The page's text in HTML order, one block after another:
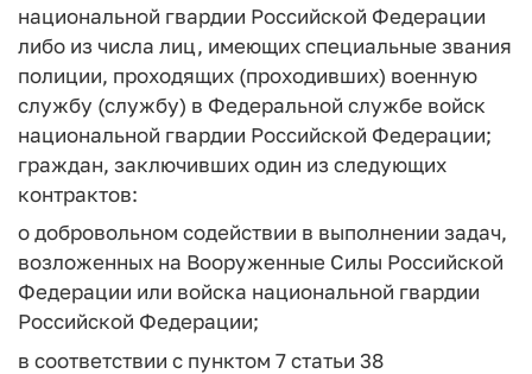
национальной гвардии Российской Федерации
либо из числа лиц, имеющих специальные звания
полиции, проходящих (проходивших) военную
службу (службу) в Федеральной службе войск
национальной гвардии Российской Федерации;
граждан, заключивших один из следующих
контрактов:
о добровольном содействии в выполнении задач,
возложенных на Вооруженные Силы Российской
Федерации или войска национальной гвардии
Российской Федерации;
в соответствии с пунктом 7 статьи 38